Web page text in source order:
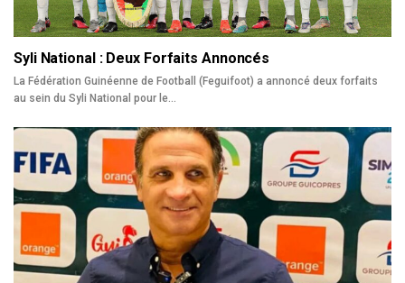
Syli National : Deux Forfaits Annoncés
La Fédération Guinéenne de Football (Feguifoot) a annoncé deux forfaits
au sein du Syli National pour le…